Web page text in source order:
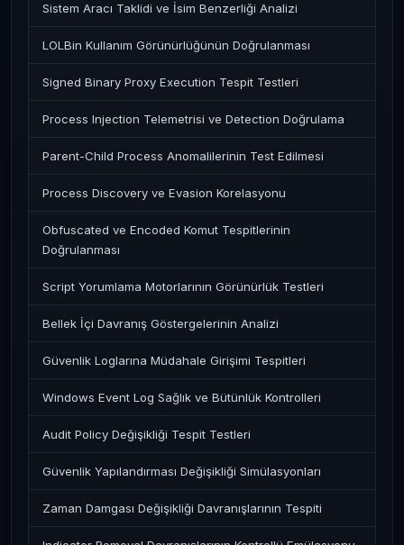
Sistem Aracı Taklidi ve İsim Benzerliği Analizi
LOLBin Kullanım Görünürlüğünün Doğrulanması
Signed Binary Proxy Execution Tespit Testleri
Process Injection Telemetrisi ve Detection Doğrulama
Parent-Child Process Anomalilerinin Test Edilmesi
Process Discovery ve Evasion Korelasyonu
Obfuscated ve Encoded Komut Tespitlerinin
Doğrulanması
Script Yorumlama Motorlarının Görünürlük Testleri
Bellek İçi Davranış Göstergelerinin Analizi
Güvenlik Loglarına Müdahale Girişimi Tespitleri
Windows Event Log Sağlık ve Bütünlük Kontrolleri
Audit Policy Değişikliği Tespit Testleri
Güvenlik Yapılandırması Değişikliği Simülasyonları
Zaman Damgası Değişikliği Davranışlarının Tespiti